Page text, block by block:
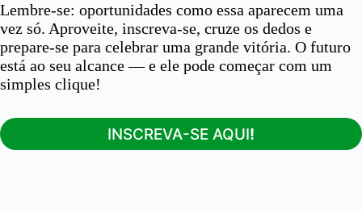
Lembre-se: oportunidades como essa aparecem uma
vez só. Aproveite, inscreva-se, cruze os dedos e
prepare-se para celebrar uma grande vitória. O futuro
está ao seu alcance — e ele pode começar com um
simples clique!
INSCREVA-SE AQUI!